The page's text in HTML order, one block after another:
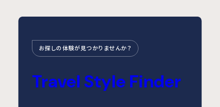
Travel Style Finder
お探しの体験が見つかりませんか？